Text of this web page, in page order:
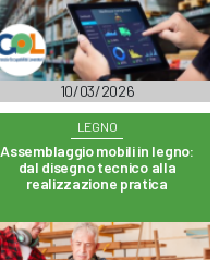
10/03/2026
LEGNO
Assemblaggio mobili in legno:
dal disegno tecnico alla
realizzazione pratica